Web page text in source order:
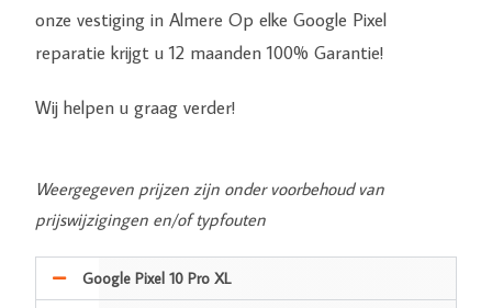
onze vestiging in Almere Op elke Google Pixel
reparatie krijgt u 12 maanden 100% Garantie!
Wij helpen u graag verder!
Weergegeven prijzen zijn onder voorbehoud van
prijswijzigingen en/of typfouten
Google Pixel 10 Pro XL